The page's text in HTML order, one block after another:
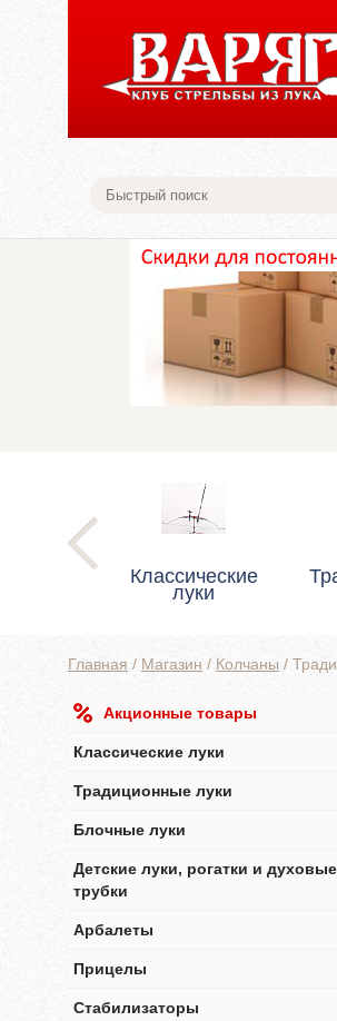
Классические
луки
Главная / Магазин / Колчаны /
Акционные товары
Классические луки
Традиционные луки
Блочные луки
Детские луки, рогатки и духовые
трубки
Арбалеты
Прицелы
Стабилизаторы